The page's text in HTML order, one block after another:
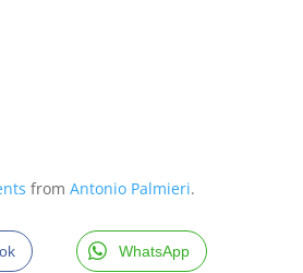
from Antonio Palmieri.
WhatsApp